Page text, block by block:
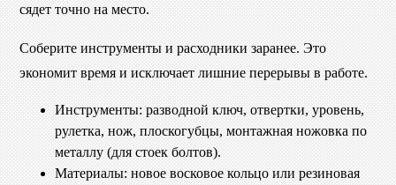
сядет точно на место.
Соберите инструменты и расходники заранее. Это
экономит время и исключает лишние перерывы в работе.
Инструменты: разводной ключ, отвертки, уровень,
рулетка, нож, плоскогубцы, монтажная ножовка по
металлу (для стоек болтов).
Материалы: новое восковое кольцо или резиновая